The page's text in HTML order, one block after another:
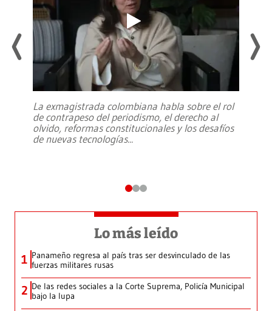
La exmagistrada colombiana habla sobre el rol
de contrapeso del periodismo, el derecho al
olvido, reformas constitucionales y los desafíos
de nuevas tecnologías...
Lo más leído
1 Panameño regresa al país tras ser desvinculado de las
fuerzas militares rusas
2 De las redes sociales a la Corte Suprema, Policía Municipal
bajo la lupa